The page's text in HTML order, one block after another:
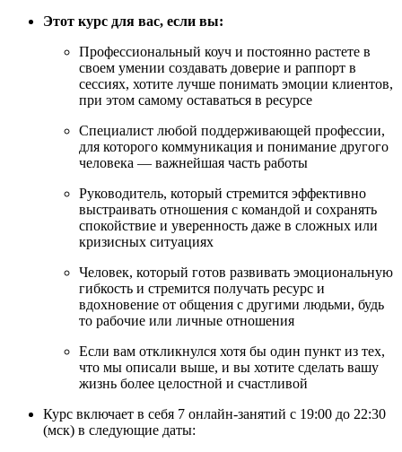
Этот курс для вас, если вы:
Профессиональный коуч и постоянно растете в
своем умении создавать доверие и раппорт в
сессиях, хотите лучше понимать эмоции клиентов,
при этом самому оставаться в ресурсе
Специалист любой поддерживающей профессии,
для которого коммуникация и понимание другого
человека — важнейшая часть работы
Руководитель, который стремится эффективно
выстраивать отношения с командой и сохранять
спокойствие и уверенность даже в сложных или
кризисных ситуациях
Человек, который готов развивать эмоциональную
гибкость и стремится получать ресурс и
вдохновение от общения с другими людьми, будь
то рабочие или личные отношения
Если вам откликнулся хотя бы один пункт из тех,
что мы описали выше, и вы хотите сделать вашу
жизнь более целостной и счастливой
Курс включает в себя 7 онлайн-занятий с 19:00 до 22:30
(мск) в следующие даты: